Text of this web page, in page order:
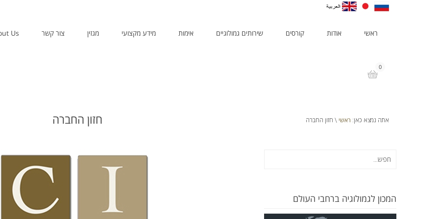
ראשי אודות קורסים שירותים גמולוגיים אימות מידע מקצועי מגזין צור קשר Us
0
חזון החברה אתה נמצא כאן: ראשי \ חזון החברה
המכון לגמולוגיה ברחבי העולם